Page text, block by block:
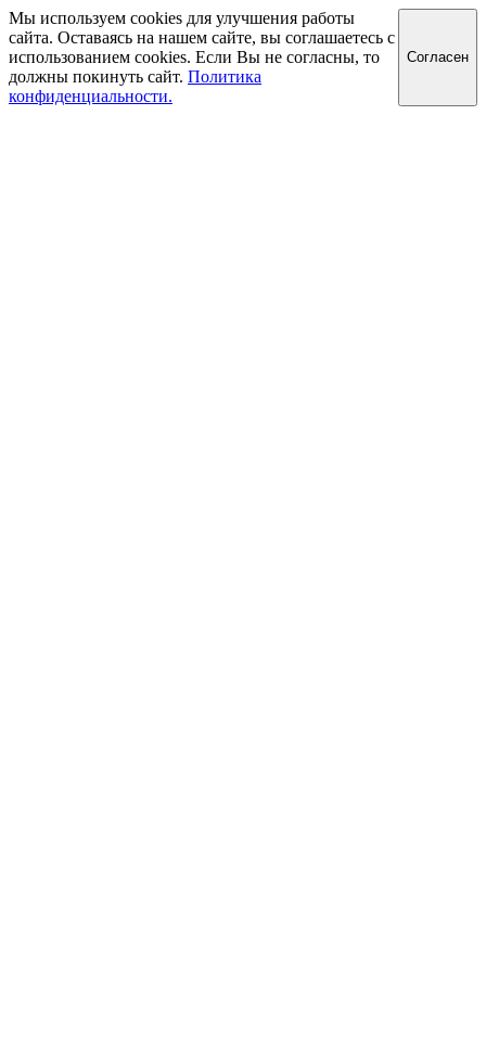
Мы используем cookies для улучшения работы
сайта. Оставаясь на нашем сайте, вы соглашаетесь с
использованием cookies. Если Вы не согласны, то
должны покинуть сайт. Политика
конфиденциальности.
Cогласен